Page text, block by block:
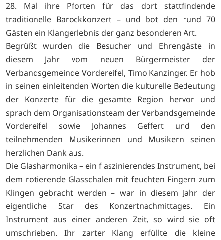
28. Mal ihre Pforten für das dort stattfindende
traditionelle Barockkonzert – und bot den rund 70
Gästen ein Klangerlebnis der ganz besonderen Art.
Begrüßt wurden die Besucher und Ehrengäste in
diesem Jahr vom neuen Bürgermeister der
Verbandsgemeinde Vordereifel, Timo Kanzinger. Er hob
in seinen einleitenden Worten die kulturelle Bedeutung
der Konzerte für die gesamte Region hervor und
sprach dem Organisationsteam der Verbandsgemeinde
Vordereifel sowie Johannes Geffert und den
teilnehmenden Musikerinnen und Musikern seinen
herzlichen Dank aus.
Die Glasharmonika – ein f aszinierendes Instrument, bei
dem rotierende Glasschalen mit feuchten Fingern zum
Klingen gebracht werden – war in diesem Jahr der
eigentliche Star des Konzertnachmittages. Ein
Instrument aus einer anderen Zeit, so wird sie oft
umschrieben. Ihr zarter Klang erfüllte die kleine